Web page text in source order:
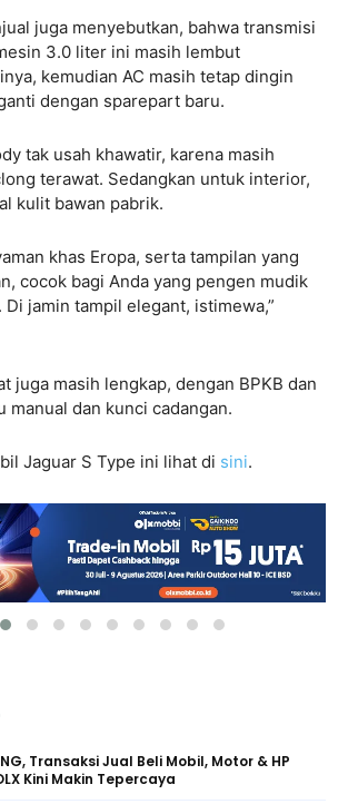
juga menyebutkan, bahwa transmisi
3.0 liter ini masih lembut
kemudian AC masih tetap dingin
dengan sparepart baru.
tak usah khawatir, karena masih
terawat. Sedangkan untuk interior,
kulit bawan pabrik.
khas Eropa, serta tampilan yang
cocok bagi Anda yang pengen mudik
jamin tampil elegant, istimewa,”
juga masih lengkap, dengan BPKB dan
manual dan kunci cadangan.
Jaguar S Type ini lihat di sini.
Transaksi Jual Beli Mobil, Motor & HP
Kini Makin Tepercaya